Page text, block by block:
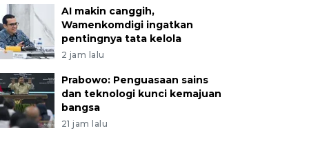
AI makin canggih,
Wamenkomdigi ingatkan
pentingnya tata kelola
2 jam lalu
Prabowo: Penguasaan sains
dan teknologi kunci kemajuan
bangsa
21 jam lalu